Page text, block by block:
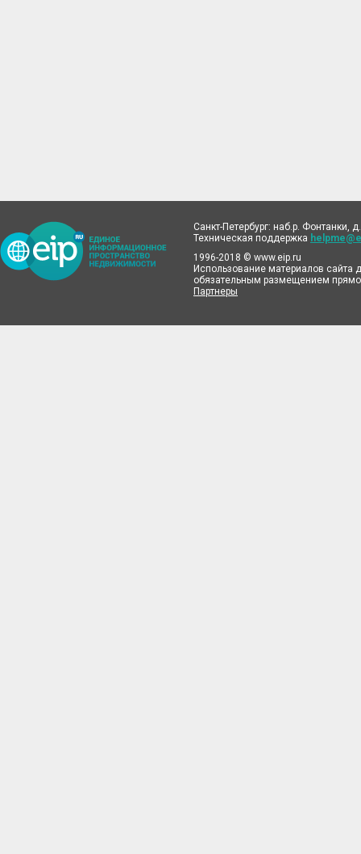
Санкт-Петербург: наб.р. Фонтанки,
Техническая поддержка
1996-2018 © www.eip.ru
Использование материалов сайта
обязательным размещением
Партнеры